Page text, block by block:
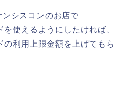
シスコンのお店で
使えるようにしたければ、
利用上限金額を上げてもら